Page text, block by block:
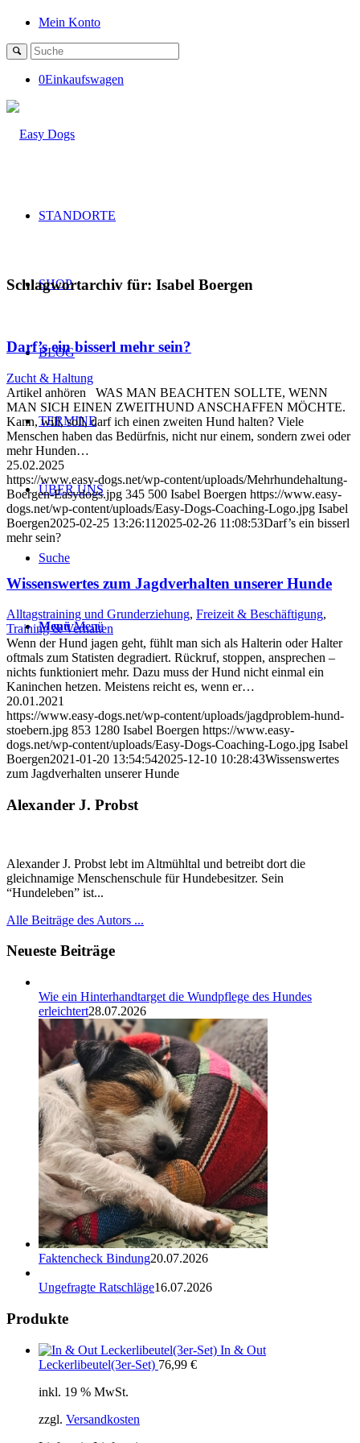
Mein Konto
0Einkaufswagen
STANDORTE
SHOP
BLOG
TERMINE
ÜBER UNS
Suche
Menü Menü
Schlagwortarchiv für: Isabel Boergen
Darf’s ein bisserl mehr sein?
Zucht & Haltung
Artikel anhören WAS MAN BEACHTEN SOLLTE, WENN
MAN SICH EINEN ZWEITHUND ANSCHAFFEN MÖCHTE.
Kann, will, soll, darf ich einen zweiten Hund halten? Viele
Menschen haben das Bedürfnis, nicht nur einem, sondern zwei oder
mehr Hunden…
25.02.2025
https://www.easy-dogs.net/wp-content/uploads/Mehrhundehaltung-
Boergen-Easydogs.jpg 345 500 Isabel Boergen https://www.easy-
dogs.net/wp-content/uploads/Easy-Dogs-Coaching-Logo.jpg Isabel
Boergen2025-02-25 13:26:11 2025-02-26 11:08:53Darf’s ein bisserl
mehr sein?
Wissenswertes zum Jagdverhalten unserer Hunde
Alltagstraining und Grunderziehung, Freizeit & Beschäftigung,
Training & Verhalten
Wenn der Hund jagen geht, fühlt man sich als Halterin oder Halter
oftmals zum Statisten degradiert. Rückruf, stoppen, ansprechen –
nichts funktioniert mehr. Dazu muss der Hund nicht einmal ein
Kaninchen hetzen. Meistens reicht es, wenn er…
20.01.2021
https://www.easy-dogs.net/wp-content/uploads/jagdproblem-hund-
stoebern.jpg 853 1280 Isabel Boergen https://www.easy-
dogs.net/wp-content/uploads/Easy-Dogs-Coaching-Logo.jpg Isabel
Boergen2021-01-20 13:54:542025-12-10 10:28:43Wissenswertes
zum Jagdverhalten unserer Hunde
Alexander J. Probst
Alexander J. Probst lebt im Altmühltal und betreibt dort die
gleichnamige Menschenschule für Hundebesitzer. Sein
“Hundeleben” ist...
Alle Beiträge des Autors ...
Neueste Beiträge
Wie ein Hinterhandtarget die Wundpflege des Hundes
erleichtert28.07.2026
Faktencheck Bindung20.07.2026
Ungefragte Ratschläge16.07.2026
Produkte
In & Out
Leckerlibeutel(3er-Set) 76,99 €
inkl. 19 % MwSt.
zzgl. Versandkosten